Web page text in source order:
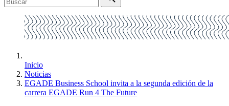
Inicio
Noticias
EGADE Business School invita a la segunda edición de la
carrera EGADE Run 4 The Future